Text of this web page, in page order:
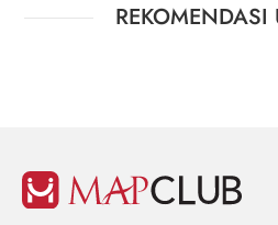
REKOMENDASI